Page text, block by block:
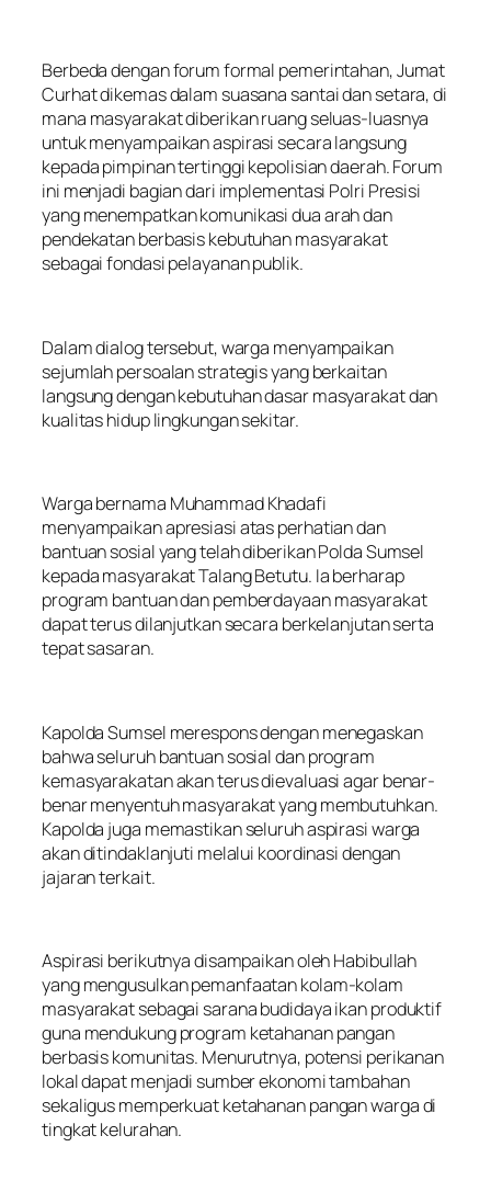
Berbeda dengan forum formal pemerintahan, Jumat
Curhat dikemas dalam suasana santai dan setara, di
mana masyarakat diberikan ruang seluas-luasnya
untuk menyampaikan aspirasi secara langsung
kepada pimpinan tertinggi kepolisian daerah. Forum
ini menjadi bagian dari implementasi Polri Presisi
yang menempatkan komunikasi dua arah dan
pendekatan berbasis kebutuhan masyarakat
sebagai fondasi pelayanan publik.
Dalam dialog tersebut, warga menyampaikan
sejumlah persoalan strategis yang berkaitan
langsung dengan kebutuhan dasar masyarakat dan
kualitas hidup lingkungan sekitar.
Warga bernama Muhammad Khadafi
menyampaikan apresiasi atas perhatian dan
bantuan sosial yang telah diberikan Polda Sumsel
kepada masyarakat Talang Betutu. Ia berharap
program bantuan dan pemberdayaan masyarakat
dapat terus dilanjutkan secara berkelanjutan serta
tepat sasaran.
Kapolda Sumsel merespons dengan menegaskan
bahwa seluruh bantuan sosial dan program
kemasyarakatan akan terus dievaluasi agar benar-
benar menyentuh masyarakat yang membutuhkan.
Kapolda juga memastikan seluruh aspirasi warga
akan ditindaklanjuti melalui koordinasi dengan
jajaran terkait.
Aspirasi berikutnya disampaikan oleh Habibullah
yang mengusulkan pemanfaatan kolam-kolam
masyarakat sebagai sarana budidaya ikan produktif
guna mendukung program ketahanan pangan
berbasis komunitas. Menurutnya, potensi perikanan
lokal dapat menjadi sumber ekonomi tambahan
sekaligus memperkuat ketahanan pangan warga di
tingkat kelurahan.